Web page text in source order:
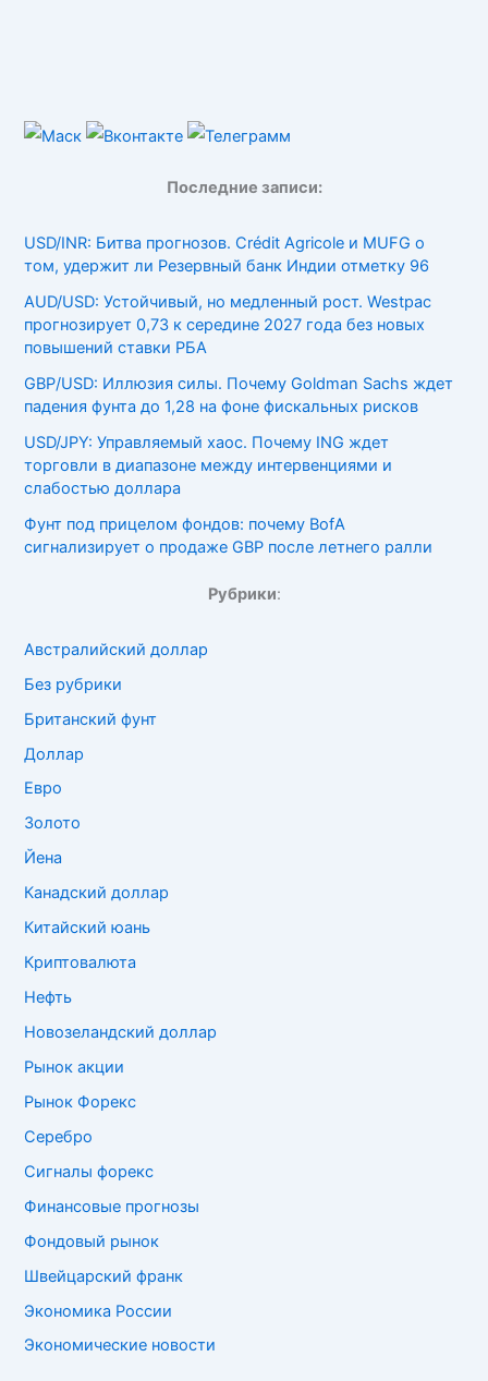
Последние записи:
USD/INR: Битва прогнозов. Crédit Agricole и MUFG о
том, удержит ли Резервный банк Индии отметку 96
AUD/USD: Устойчивый, но медленный рост. Westpac
прогнозирует 0,73 к середине 2027 года без новых
повышений ставки РБА
GBP/USD: Иллюзия силы. Почему Goldman Sachs ждет
падения фунта до 1,28 на фоне фискальных рисков
USD/JPY: Управляемый хаос. Почему ING ждет
торговли в диапазоне между интервенциями и
слабостью доллара
Фунт под прицелом фондов: почему BofA
сигнализирует о продаже GBP после летнего ралли
Рубрики:
Австралийский доллар
Без рубрики
Британский фунт
Доллар
Евро
Золото
Йена
Канадский доллар
Китайский юань
Криптовалюта
Нефть
Новозеландский доллар
Рынок акции
Рынок Форекс
Серебро
Сигналы форекс
Финансовые прогнозы
Фондовый рынок
Швейцарский франк
Экономика России
Экономические новости